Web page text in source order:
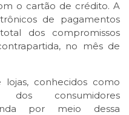
o cartão de crédito. A
de pagamentos
dos compromissos
no mês de
conhecidos como
consumidores
por meio dessa